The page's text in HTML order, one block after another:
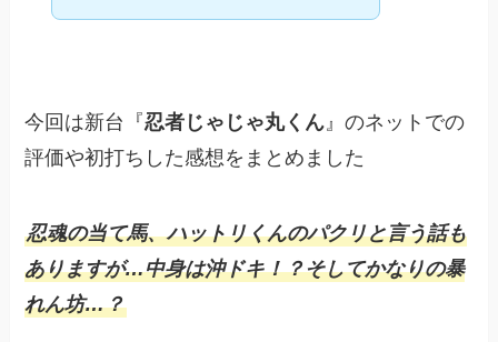
今回は新台『忍者じゃじゃ丸くん』のネットでの
評価や初打ちした感想をまとめました
忍魂の当て馬、ハットリくんのパクリと言う話も
ありますが…中身は沖ドキ！？そしてかなりの暴
れん坊…？